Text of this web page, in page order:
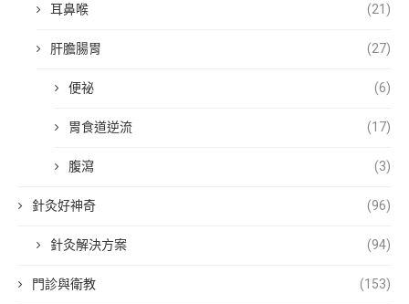
耳鼻喉 (21)
肝膽腸胃 (27)
便祕 (6)
胃食道逆流 (17)
腹瀉 (3)
針灸好神奇 (96)
針灸解決方案 (94)
門診與衛教 (153)